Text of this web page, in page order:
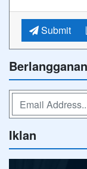
Submit
Berlangganan
Iklan